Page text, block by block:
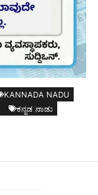
KANNADA NADU
ಕನ್ನಡ ನಾಡು